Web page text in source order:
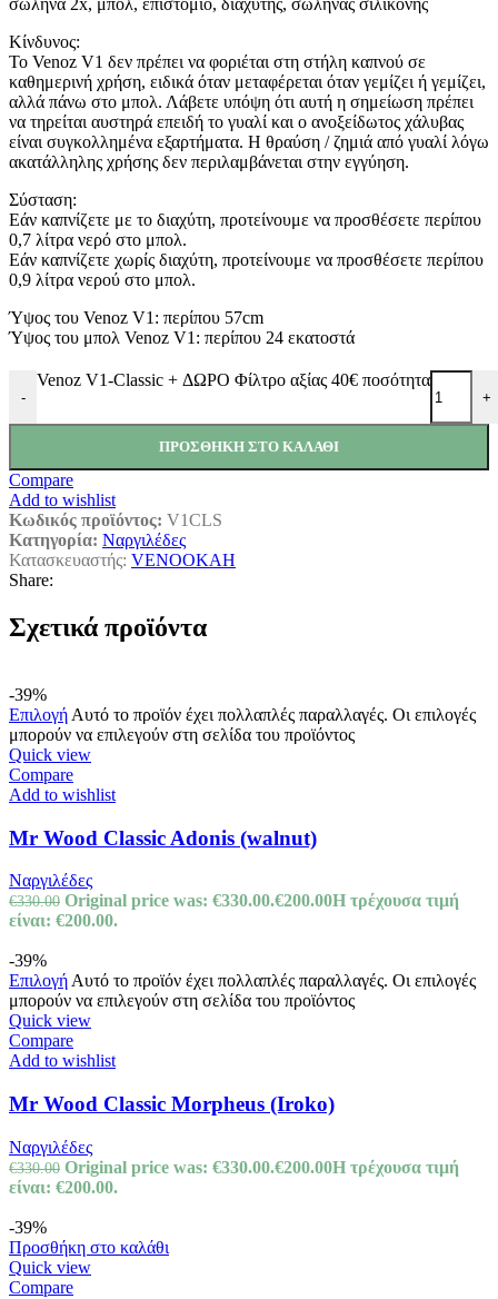
σωλήνα 2x, μπολ, επιστόμιο, διαχύτης, σωλήνας σιλικόνης
Κίνδυνος:
Το Venoz V1 δεν πρέπει να φοριέται στη στήλη καπνού σε
καθημερινή χρήση, ειδικά όταν μεταφέρεται όταν γεμίζει ή γεμίζει,
αλλά πάνω στο μπολ. Λάβετε υπόψη ότι αυτή η σημείωση πρέπει
να τηρείται αυστηρά επειδή το γυαλί και ο ανοξείδωτος χάλυβας
είναι συγκολλημένα εξαρτήματα. Η θραύση / ζημιά από γυαλί λόγω
ακατάλληλης χρήσης δεν περιλαμβάνεται στην εγγύηση.
Σύσταση:
Εάν καπνίζετε με το διαχύτη, προτείνουμε να προσθέσετε περίπου
0,7 λίτρα νερό στο μπολ.
Εάν καπνίζετε χωρίς διαχύτη, προτείνουμε να προσθέσετε περίπου
0,9 λίτρα νερού στο μπολ.
Ύψος του Venoz V1: περίπου 57cm
Ύψος του μπολ Venoz V1: περίπου 24 εκατοστά
-
Venoz V1-Classic + ΔΩΡΟ Φίλτρο αξίας 40€ ποσότητα
+
ΠΡΟΣΘΉΚΗ ΣΤΟ ΚΑΛΆΘΙ
Compare
Add to wishlist
Κωδικός προϊόντος: V1CLS
Κατηγορία: Ναργιλέδες
Κατασκευαστής: VENOOKAH
Share:
Σχετικά προϊόντα
-39%
Επιλογή Αυτό το προϊόν έχει πολλαπλές παραλλαγές. Οι επιλογές
μπορούν να επιλεγούν στη σελίδα του προϊόντος
Quick view
Compare
Add to wishlist
Mr Wood Classic Adonis (walnut)
Ναργιλέδες
€330.00 Original price was: €330.00.€200.00Η τρέχουσα τιμή
είναι: €200.00.
-39%
Επιλογή Αυτό το προϊόν έχει πολλαπλές παραλλαγές. Οι επιλογές
μπορούν να επιλεγούν στη σελίδα του προϊόντος
Quick view
Compare
Add to wishlist
Mr Wood Classic Morpheus (Iroko)
Ναργιλέδες
€330.00 Original price was: €330.00.€200.00Η τρέχουσα τιμή
είναι: €200.00.
-39%
Προσθήκη στο καλάθι
Quick view
Compare